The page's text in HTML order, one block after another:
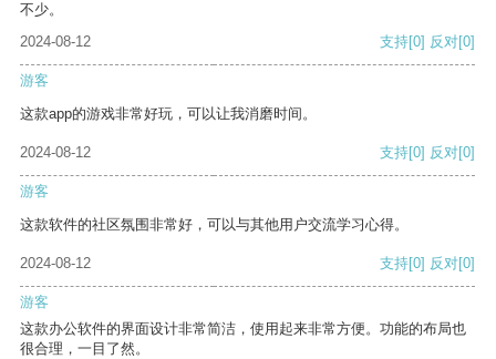
不少。
2024-08-12
支持[0] 反对[0]
游客
这款app的游戏非常好玩，可以让我消磨时间。
2024-08-12 支持[0] 反对[0]
游客
这款软件的社区氛围非常好，可以与其他用户交流学习心得。
2024-08-12 支持[0] 反对[0]
游客
这款办公软件的界面设计非常简洁，使用起来非常方便。功能的布局也
很合理，一目了然。